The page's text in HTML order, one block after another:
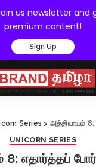
us newsletter and
premium content!
Sign Up
Series > அத்தியாயம் 8: எதார்த்தப் போர்:
UNICORN SERIES
8: எதார்த்தப்